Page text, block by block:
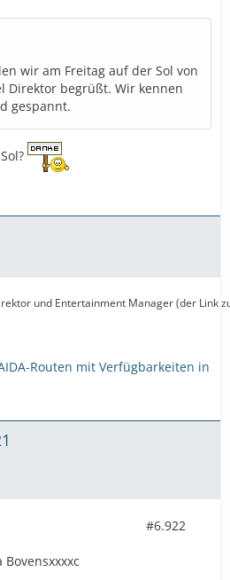
wir am Freitag auf der Sol von
Direktor begrüßt. Wir kennen
gespannt.
und Entertainment Manager (der Link
Routen mit Verfügbarkeiten in
#6.922